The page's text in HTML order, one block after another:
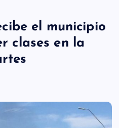
el municipio
clases en la